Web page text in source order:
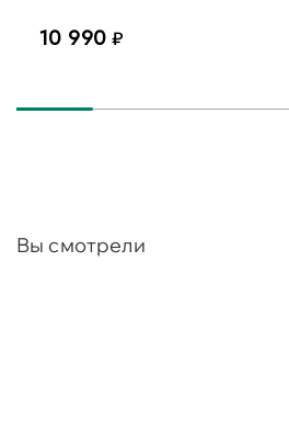
10 990
Вы смотрели